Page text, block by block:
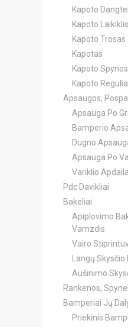
Kapoto
Kapoto Laikiklis
Kapoto Trosas
Kapotas
Kapoto
Kapoto
Apsaugos,
Apsauga Po
Bamperio
Dugno
Apsauga Po
Variklio Apdaila
Pdc Davikliai
Bakeliai
Apiplovimo
Vamzdis
Vairo
Langų
Aušinimo
Rankenos,
Bamperiai Jų
Priekinis